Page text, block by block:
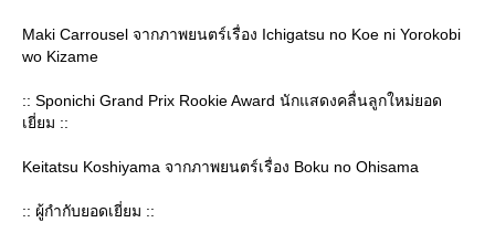
Maki Carrousel จากภาพยนตร์เรื่อง Ichigatsu no Koe ni Yorokobi
wo Kizame
:: Sponichi Grand Prix Rookie Award นักแสดงคลื่นลูกใหม่ยอด
เยี่ยม ::
Keitatsu Koshiyama จากภาพยนตร์เรื่อง Boku no Ohisama
:: ผู้กำกับยอดเยี่ยม ::